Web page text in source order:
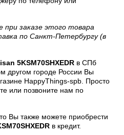
заказе этого товара
по Санкт-Петербургу (в
5KSM70SHXEDR в СПб
другом городе России Вы
HappyThings-spb. Просто
или позвоните нам по
Вы также можете приобрести
в кредит.